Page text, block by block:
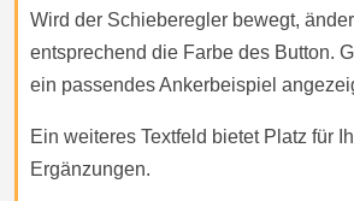
Wird der Schieberegler bewegt,
entsprechend die Farbe des Button.
ein passendes Ankerbeispiel
Ein weiteres Textfeld bietet Platz für
Ergänzungen.